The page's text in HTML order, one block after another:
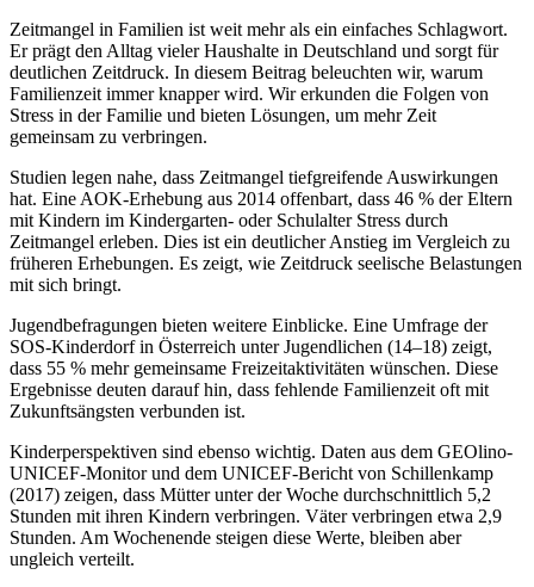
Zeitmangel in Familien ist weit mehr als ein einfaches Schlagwort.
Er prägt den Alltag vieler Haushalte in Deutschland und sorgt für
deutlichen Zeitdruck. In diesem Beitrag beleuchten wir, warum
Familienzeit immer knapper wird. Wir erkunden die Folgen von
Stress in der Familie und bieten Lösungen, um mehr Zeit
gemeinsam zu verbringen.
Studien legen nahe, dass Zeitmangel tiefgreifende Auswirkungen
hat. Eine AOK-Erhebung aus 2014 offenbart, dass 46 % der Eltern
mit Kindern im Kindergarten- oder Schulalter Stress durch
Zeitmangel erleben. Dies ist ein deutlicher Anstieg im Vergleich zu
früheren Erhebungen. Es zeigt, wie Zeitdruck seelische Belastungen
mit sich bringt.
Jugendbefragungen bieten weitere Einblicke. Eine Umfrage der
SOS-Kinderdorf in Österreich unter Jugendlichen (14–18) zeigt,
dass 55 % mehr gemeinsame Freizeitaktivitäten wünschen. Diese
Ergebnisse deuten darauf hin, dass fehlende Familienzeit oft mit
Zukunftsängsten verbunden ist.
Kinderperspektiven sind ebenso wichtig. Daten aus dem GEOlino-
UNICEF-Monitor und dem UNICEF-Bericht von Schillenkamp
(2017) zeigen, dass Mütter unter der Woche durchschnittlich 5,2
Stunden mit ihren Kindern verbringen. Väter verbringen etwa 2,9
Stunden. Am Wochenende steigen diese Werte, bleiben aber
ungleich verteilt.